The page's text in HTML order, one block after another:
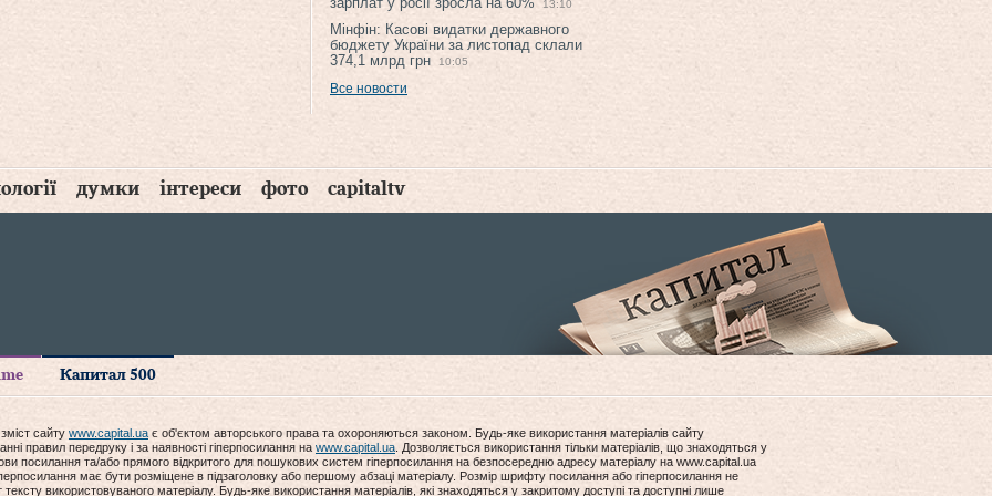
13:10
Мінфін: Касові видатки державного
бюджету України за листопад склали
374,1 млрд грн
10:05
Все новости
думки інтереси фото capitaltv
Капитал 500
сайту www.capital.ua є об'єктом авторського права та охороняються законом. Будь-яке використання матеріалів сайту
правил передруку і за наявності гіперпосилання на www.capital.ua . Дозволяється використання тільки матеріалів, що знаходяться у
посилання та/або прямого відкритого для пошукових систем гіперпосилання на безпосередню адресу матеріалу на www.capital.ua
має бути розміщене в підзаголовку або першому абзаці матеріалу. Розмір шрифту посилання або гіперпосилання не
використовуваного матеріалу. Будь-яке використання матеріалів, які знаходяться у закритому доступі та доступні лише